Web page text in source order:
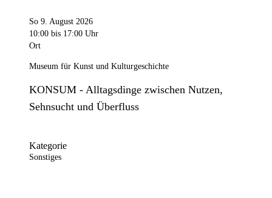
So 9. August 2026
10:00 bis 17:00 Uhr
Ort
Museum für Kunst und Kulturgeschichte
KONSUM - Alltagsdinge zwischen Nutzen,
Sehnsucht und Überfluss
Kategorie
Sonstiges